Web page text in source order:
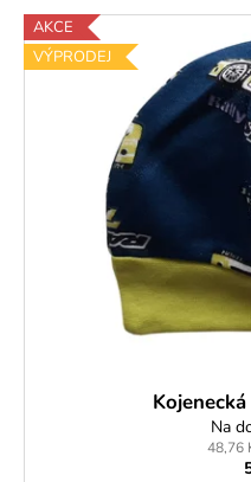
AKCE
VÝPRODEJ
Na
48,76